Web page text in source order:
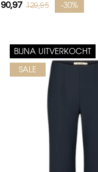
90,97 129,95 -30%
BIJNA UITVERKOCHT
SALE